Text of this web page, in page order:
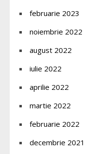
februarie 2023
noiembrie 2022
august 2022
iulie 2022
aprilie 2022
martie 2022
februarie 2022
decembrie 2021